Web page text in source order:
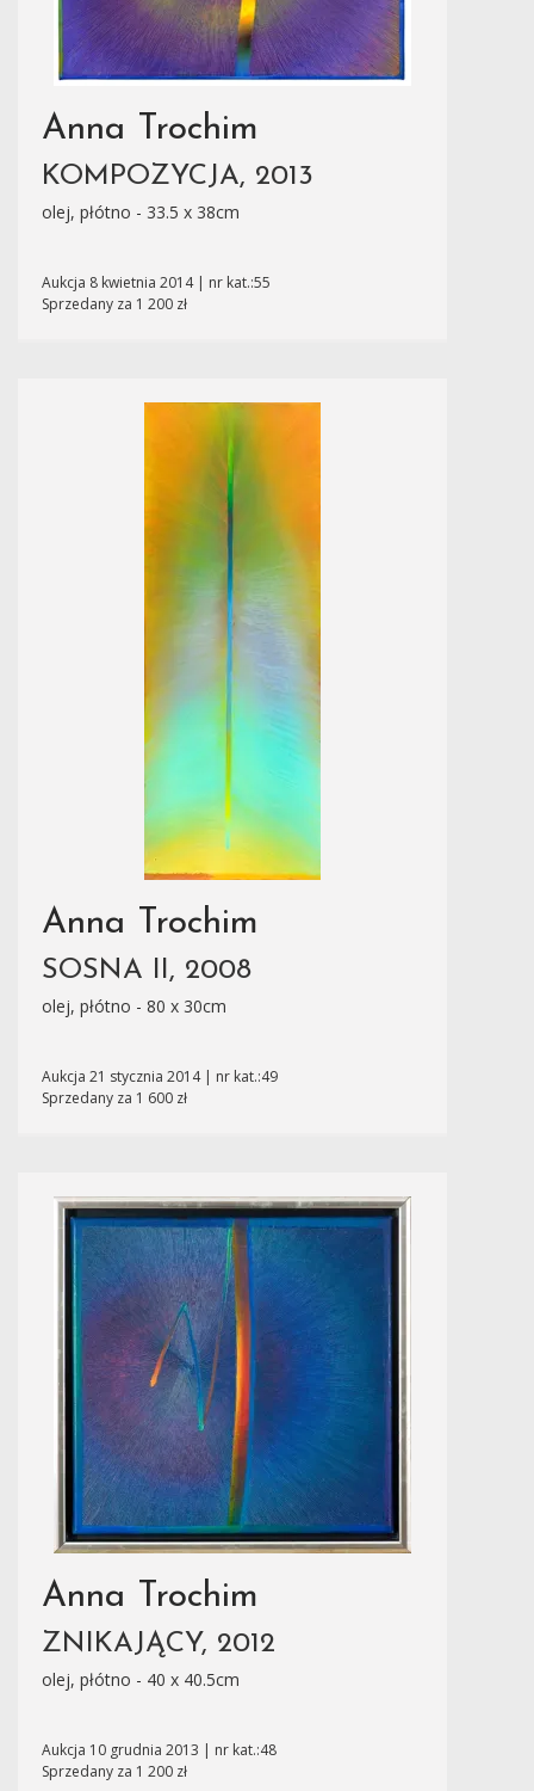
Anna Trochim
KOMPOZYCJA, 2013
olej, płótno - 33.5 x 38cm
Aukcja 8 kwietnia 2014 | nr kat.:55
Sprzedany za 1 200 zł
Anna Trochim
SOSNA II, 2008
olej, płótno - 80 x 30cm
Aukcja 21 stycznia 2014 | nr kat.:49
Sprzedany za 1 600 zł
Anna Trochim
ZNIKAJĄCY, 2012
olej, płótno - 40 x 40.5cm
Aukcja 10 grudnia 2013 | nr kat.:48
Sprzedany za 1 200 zł